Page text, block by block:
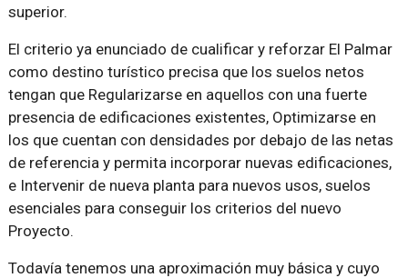
superior.
El criterio ya enunciado de cualificar y reforzar El Palmar
como destino turístico precisa que los suelos netos
tengan que Regularizarse en aquellos con una fuerte
presencia de edificaciones existentes, Optimizarse en
los que cuentan con densidades por debajo de las netas
de referencia y permita incorporar nuevas edificaciones,
e Intervenir de nueva planta para nuevos usos, suelos
esenciales para conseguir los criterios del nuevo
Proyecto.
Todavía tenemos una aproximación muy básica y cuyo